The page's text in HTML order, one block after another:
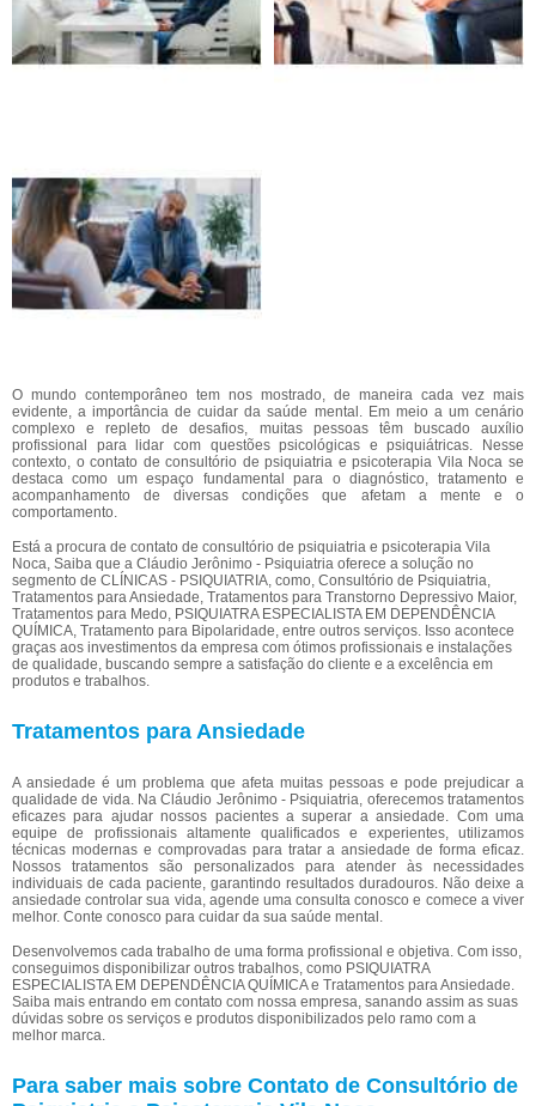
O mundo contemporâneo tem nos mostrado, de maneira cada vez mais
evidente, a importância de cuidar da saúde mental. Em meio a um cenário
complexo e repleto de desafios, muitas pessoas têm buscado auxílio
profissional para lidar com questões psicológicas e psiquiátricas. Nesse
contexto, o contato de consultório de psiquiatria e psicoterapia Vila Noca se
destaca como um espaço fundamental para o diagnóstico, tratamento e
acompanhamento de diversas condições que afetam a mente e o
comportamento.
Está a procura de contato de consultório de psiquiatria e psicoterapia Vila
Noca, Saiba que a Cláudio Jerônimo - Psiquiatria oferece a solução no
segmento de CLÍNICAS - PSIQUIATRIA, como, Consultório de Psiquiatria,
Tratamentos para Ansiedade, Tratamentos para Transtorno Depressivo Maior,
Tratamentos para Medo, PSIQUIATRA ESPECIALISTA EM DEPENDÊNCIA
QUÍMICA, Tratamento para Bipolaridade, entre outros serviços. Isso acontece
graças aos investimentos da empresa com ótimos profissionais e instalações
de qualidade, buscando sempre a satisfação do cliente e a excelência em
produtos e trabalhos.
Tratamentos para Ansiedade
A ansiedade é um problema que afeta muitas pessoas e pode prejudicar a
qualidade de vida. Na Cláudio Jerônimo - Psiquiatria, oferecemos tratamentos
eficazes para ajudar nossos pacientes a superar a ansiedade. Com uma
equipe de profissionais altamente qualificados e experientes, utilizamos
técnicas modernas e comprovadas para tratar a ansiedade de forma eficaz.
Nossos tratamentos são personalizados para atender às necessidades
individuais de cada paciente, garantindo resultados duradouros. Não deixe a
ansiedade controlar sua vida, agende uma consulta conosco e comece a viver
melhor. Conte conosco para cuidar da sua saúde mental.
Desenvolvemos cada trabalho de uma forma profissional e objetiva. Com isso,
conseguimos disponibilizar outros trabalhos, como PSIQUIATRA
ESPECIALISTA EM DEPENDÊNCIA QUÍMICA e Tratamentos para Ansiedade.
Saiba mais entrando em contato com nossa empresa, sanando assim as suas
dúvidas sobre os serviços e produtos disponibilizados pelo ramo com a
melhor marca.
Para saber mais sobre Contato de Consultório de